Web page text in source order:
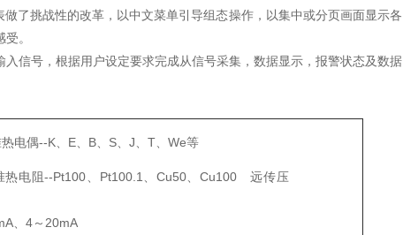
挑战性的改革，以中文菜单引导组态操作，以集中或分页画面显示各
。
号，根据用户设定要求完成从信号采集，数据显示，报警状态及数据
电偶--K、E、B、S、J、T、We等
热电阻--Pt100、Pt100.1、Cu50、Cu100 远传压
、4～20mA